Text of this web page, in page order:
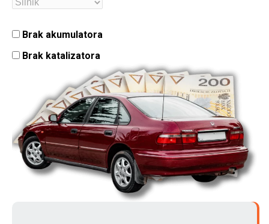
Brak akumulatora
Brak katalizatora